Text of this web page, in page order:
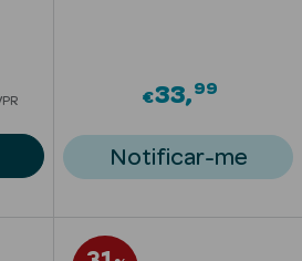
from
€33 99
Notificar-me